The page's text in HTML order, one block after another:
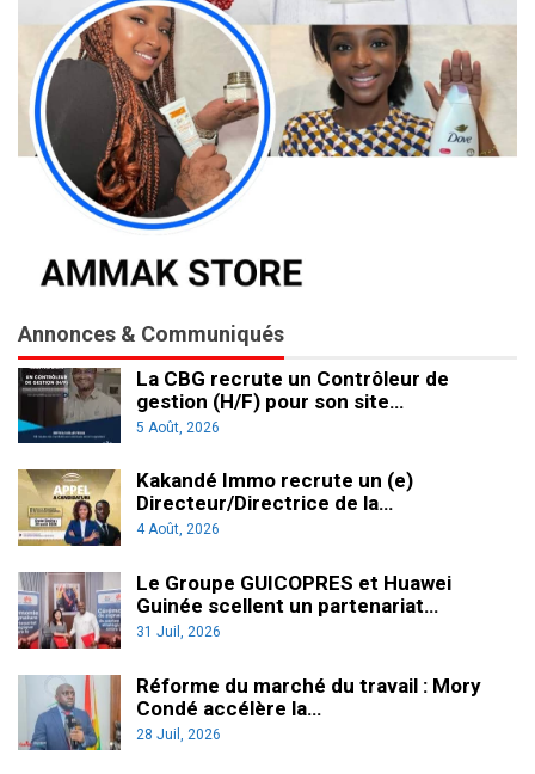
Annonces & Communiqués
La CBG recrute un Contrôleur de
gestion (H/F) pour son site…
5 Août, 2026
Kakandé Immo recrute un (e)
Directeur/Directrice de la…
4 Août, 2026
Le Groupe GUICOPRES et Huawei
Guinée scellent un partenariat…
31 Juil, 2026
Réforme du marché du travail : Mory
Condé accélère la…
28 Juil, 2026